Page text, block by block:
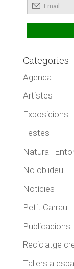
Categories
Agenda
Artistes
Exposicions
Festes
Natura i
No oblideu…
Notícies
Petit Carrau
Publicacions
Reciclatge
Tallers a